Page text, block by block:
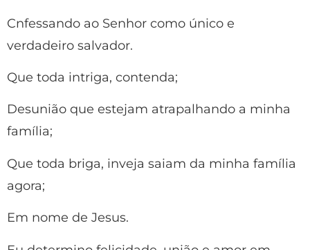
Cnfessando ao Senhor como único e
verdadeiro salvador.
Que toda intriga, contenda;
Desunião que estejam atrapalhando a minha
família;
Que toda briga, inveja saiam da minha família
agora;
Em nome de Jesus.